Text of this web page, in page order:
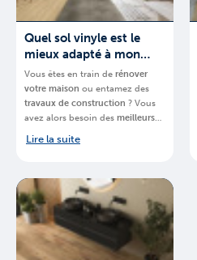
Quel sol vinyle est le
mieux adapté à mon
projet ?
Vous êtes en train de rénover
votre maison ou entamez des
travaux de construction ? Vous
avez alors besoin des meilleurs
magasins spécialisés, vous
votre projet.
Lire la suite